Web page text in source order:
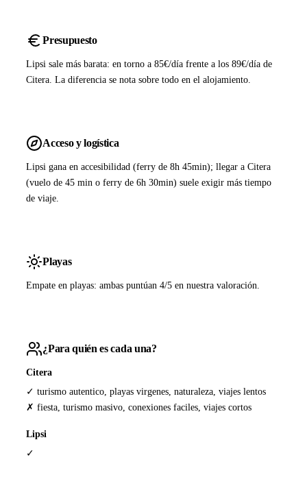
Presupuesto
Lipsi sale más barata: en torno a 85€/día frente a los 89€/día de
Citera. La diferencia se nota sobre todo en el alojamiento.
Acceso y logística
Lipsi gana en accesibilidad (ferry de 8h 45min); llegar a Citera
(vuelo de 45 min o ferry de 6h 30min) suele exigir más tiempo
de viaje.
Playas
Empate en playas: ambas puntúan 4/5 en nuestra valoración.
¿Para quién es cada una?
Citera
✓ turismo autentico, playas virgenes, naturaleza, viajes lentos
✗ fiesta, turismo masivo, conexiones faciles, viajes cortos
Lipsi
✓